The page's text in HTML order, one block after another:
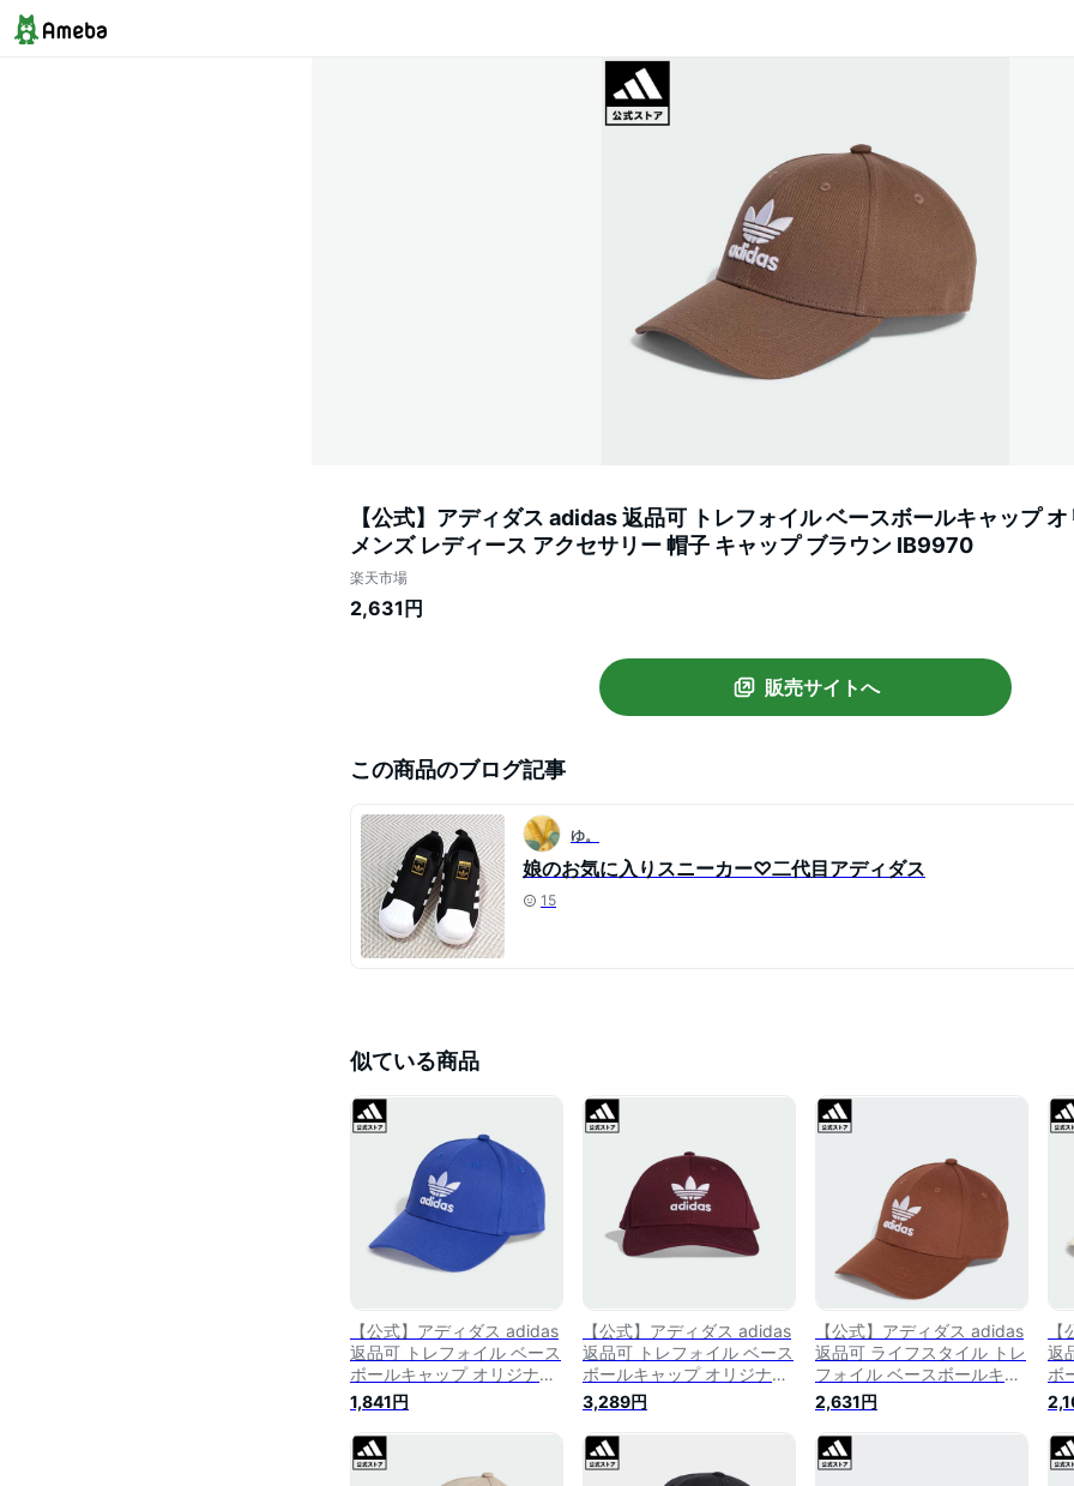
【公式】アディダス adidas 返品可 トレフォイル ベースボールキャップ
メンズ レディース アクセサリー 帽子 キャップ ブラウン IB9970
楽天市場
2,631円
販売サイトへ
この商品のブログ記事
ゆ。
娘のお気に入りスニーカー♡二代目アディダス
15
似ている商品
【公式】アディダス adidas
返品可 トレフォイル ベース
ボールキャップ オリジナル
ス メンズ レディース アク
セサリー 帽子 キャップ 青
ブルー IB9971
1,841円
【公式】アディダス adidas
返品可 トレフォイル ベース
ボールキャップ オリジナル
ス メンズ レディース アク
セサリー 帽子 キャップ 赤
レッド DV0175
3,289円
【公式】アディダス adidas
返品可 ライフスタイル トレ
フォイル ベースボールキャ
ップ オリジナルス ユニセッ
クス アクセサリー 帽子 ブ
ラウン IX7572 p0308
2,631円
返
ボ
ス
セ
ホ